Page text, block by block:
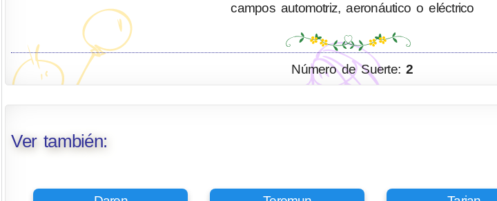
campos automotriz, aeronáutico o eléctrico
Número de Suerte:2
Ver también: